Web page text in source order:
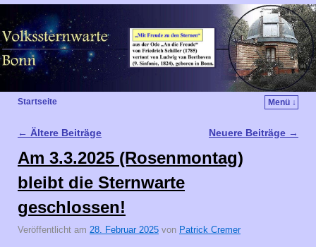
Startseite Menü ↓
Artikelnavigation
← Ältere Beiträge Neuere Beiträge →
Am 3.3.2025 (Rosenmontag)
bleibt die Sternwarte
geschlossen!
Veröffentlicht am 28. Februar 2025 von Patrick Cremer